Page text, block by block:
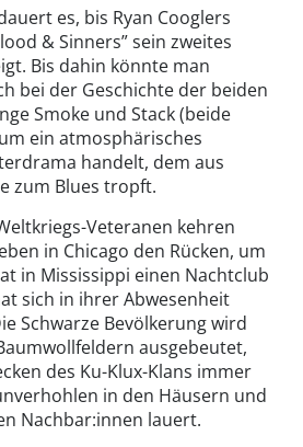
es, bis Ryan Cooglers
& Sinners” sein zweites
Bis dahin könnte man
bei der Geschichte der beiden
Smoke und Stack (beide
ein atmosphärisches
handelt, dem aus
zum Blues tropft.
Veteranen kehren
in Chicago den Rücken, um
in Mississippi einen Nachtclub
sich in ihrer Abwesenheit
Schwarze Bevölkerung wird
ausgebeutet,
des Ku-Klux-Klans immer
in den Häusern und
Nachbar:innen lauert.